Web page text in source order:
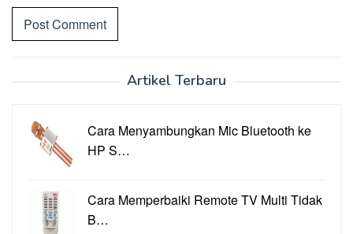
Artikel Terbaru
Cara Menyambungkan Mic Bluetooth ke
HP S…
Cara Memperbaiki Remote TV Multi Tidak
B…